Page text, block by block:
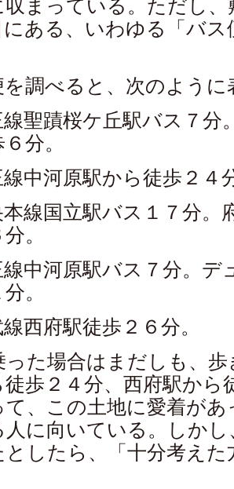
まっている。ただし、
にある、いわゆる「バ
調べると、次のように
聖蹟桜ケ丘駅バス７分
分。
中河原駅から徒歩２４
線国立駅バス１７分。
。
中河原駅バス７分。デ
。
西府駅徒歩２６分。
た場合はまだしも、歩
歩２４分、西府駅から
て、この土地に愛着が
人に向いている。しか
としたら、「十分考え